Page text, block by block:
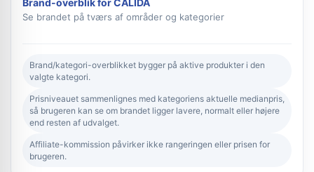
Brand-overblik for CALIDA
Se brandet på tværs af områder og kategorier
Brand/kategori-overblikket bygger på aktive produkter i den
valgte kategori.
Prisniveauet sammenlignes med kategoriens aktuelle medianpris,
så brugeren kan se om brandet ligger lavere, normalt eller højere
end resten af udvalget.
Affiliate-kommission påvirker ikke rangeringen eller prisen for
brugeren.